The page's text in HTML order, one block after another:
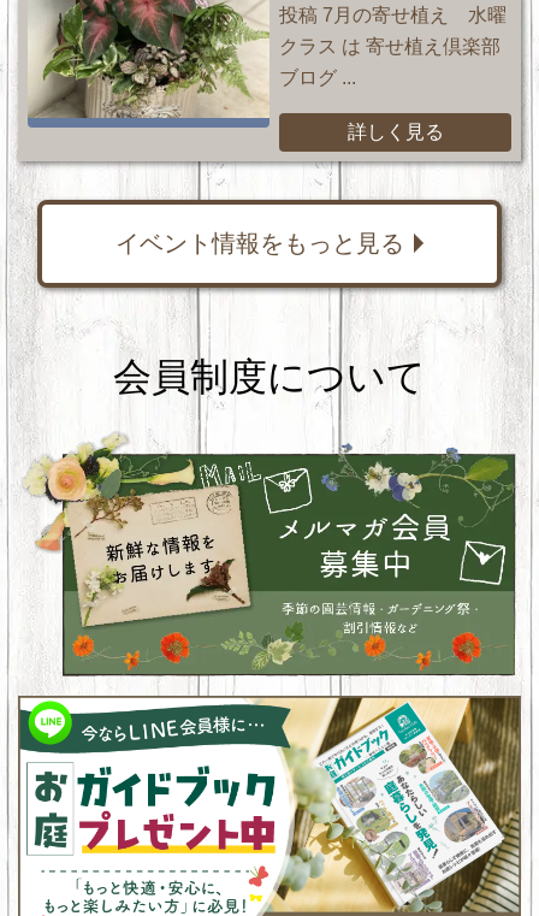
投稿 7月の寄せ植え 水曜
クラス は 寄せ植え倶楽部
ブログ ...
詳しく見る
イベント情報をもっと見る
会員制度について